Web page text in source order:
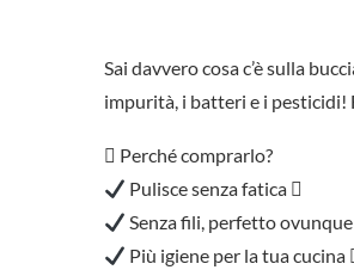
Sai davvero cosa c’è sulla
impurità, i batteri e i pesticidi!
 Perché comprarlo?
Pulisce senza fatica 
Senza fili, perfetto
Più igiene per la tua cucina